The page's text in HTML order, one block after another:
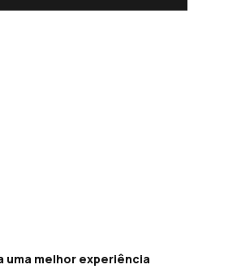
uma melhor experiência